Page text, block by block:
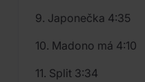
9. Japonečka 4:35
10. Madono má 4:10
11. Split 3:34